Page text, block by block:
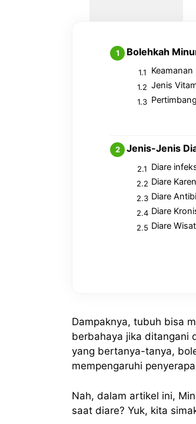
Bolehkah
Keamanan
Jenis
Jenis-Jenis
Diare
Diare
Diare
Diare
Diare
Dampaknya, tubuh bisa
berbahaya jika ditangani
yang bertanya-tanya,
mempengaruhi
Nah, dalam artikel ini,
saat diare? Yuk, kita